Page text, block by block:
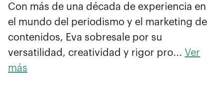
Con más de una década de experiencia en
el mundo del periodismo y el marketing de
contenidos, Eva sobresale por su
versatilidad, creatividad y rigor pro... Ver
más